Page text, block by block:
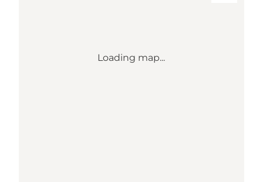
Loading map...